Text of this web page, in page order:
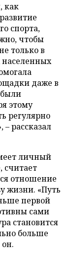
как
спорта,
чтобы
только в
даже в
этому
регулярно
рассказал
личный
считает
отношение
жизни. «Путь
первой
сами
становится
больше